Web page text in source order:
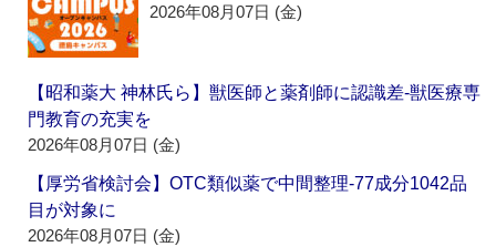
2026年08月07日 (金)
【昭和薬大 神林氏ら】獣医師と薬剤師に認識差‐獣医療専
門教育の充実を
2026年08月07日 (金)
【厚労省検討会】OTC類似薬で中間整理‐77成分1042品
目が対象に
2026年08月07日 (金)